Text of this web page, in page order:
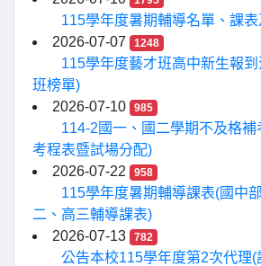
115學年度暑期輔導名單、課表
2026-07-07
1248
115學年度藝才班高中新生報
班榜單)
2026-07-10
985
114-2國一、國二學期不及格
考程表暨試場分配)
2026-07-22
958
115學年度暑期輔導課表(國中
二、高三輔導課表)
2026-07-13
782
公告本校115學年度第2次代理